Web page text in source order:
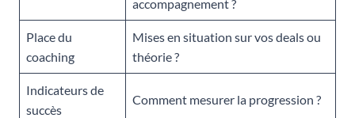
accompagnement ?
Place du
coaching
Mises en situation sur vos deals ou
théorie ?
Indicateurs de
succès
Comment mesurer la progression ?